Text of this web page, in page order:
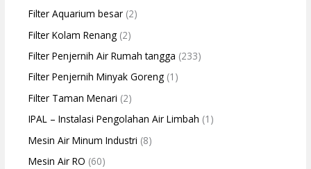
Filter Aquarium besar (2)
Filter Kolam Renang (2)
Filter Penjernih Air Rumah tangga (233)
Filter Penjernih Minyak Goreng (1)
Filter Taman Menari (2)
IPAL – Instalasi Pengolahan Air Limbah (1)
Mesin Air Minum Industri (8)
Mesin Air RO (60)